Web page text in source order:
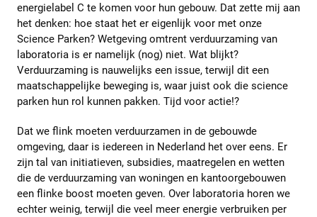
energielabel C te komen voor hun gebouw. Dat zette mij aan
het denken: hoe staat het er eigenlijk voor met onze
Science Parken? Wetgeving omtrent verduurzaming van
laboratoria is er namelijk (nog) niet. Wat blijkt?
Verduurzaming is nauwelijks een issue, terwijl dit een
maatschappelijke beweging is, waar juist ook die science
parken hun rol kunnen pakken. Tijd voor actie!?
Dat we flink moeten verduurzamen in de gebouwde
omgeving, daar is iedereen in Nederland het over eens. Er
zijn tal van initiatieven, subsidies, maatregelen en wetten
die de verduurzaming van woningen en kantoorgebouwen
een flinke boost moeten geven. Over laboratoria horen we
echter weinig, terwijl die veel meer energie verbruiken per